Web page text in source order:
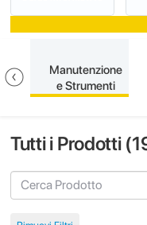
Manutenzione
e Strumenti
Tutti i Prodotti (